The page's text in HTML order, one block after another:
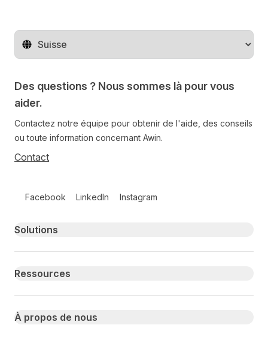
Changer de pays
Des questions ? Nous sommes là pour vous
aider.
Contactez notre équipe pour obtenir de l'aide, des conseils
ou toute information concernant Awin.
Contact
Facebook LinkedIn Instagram
Primary footer navigation
Solutions
Ressources
À propos de nous